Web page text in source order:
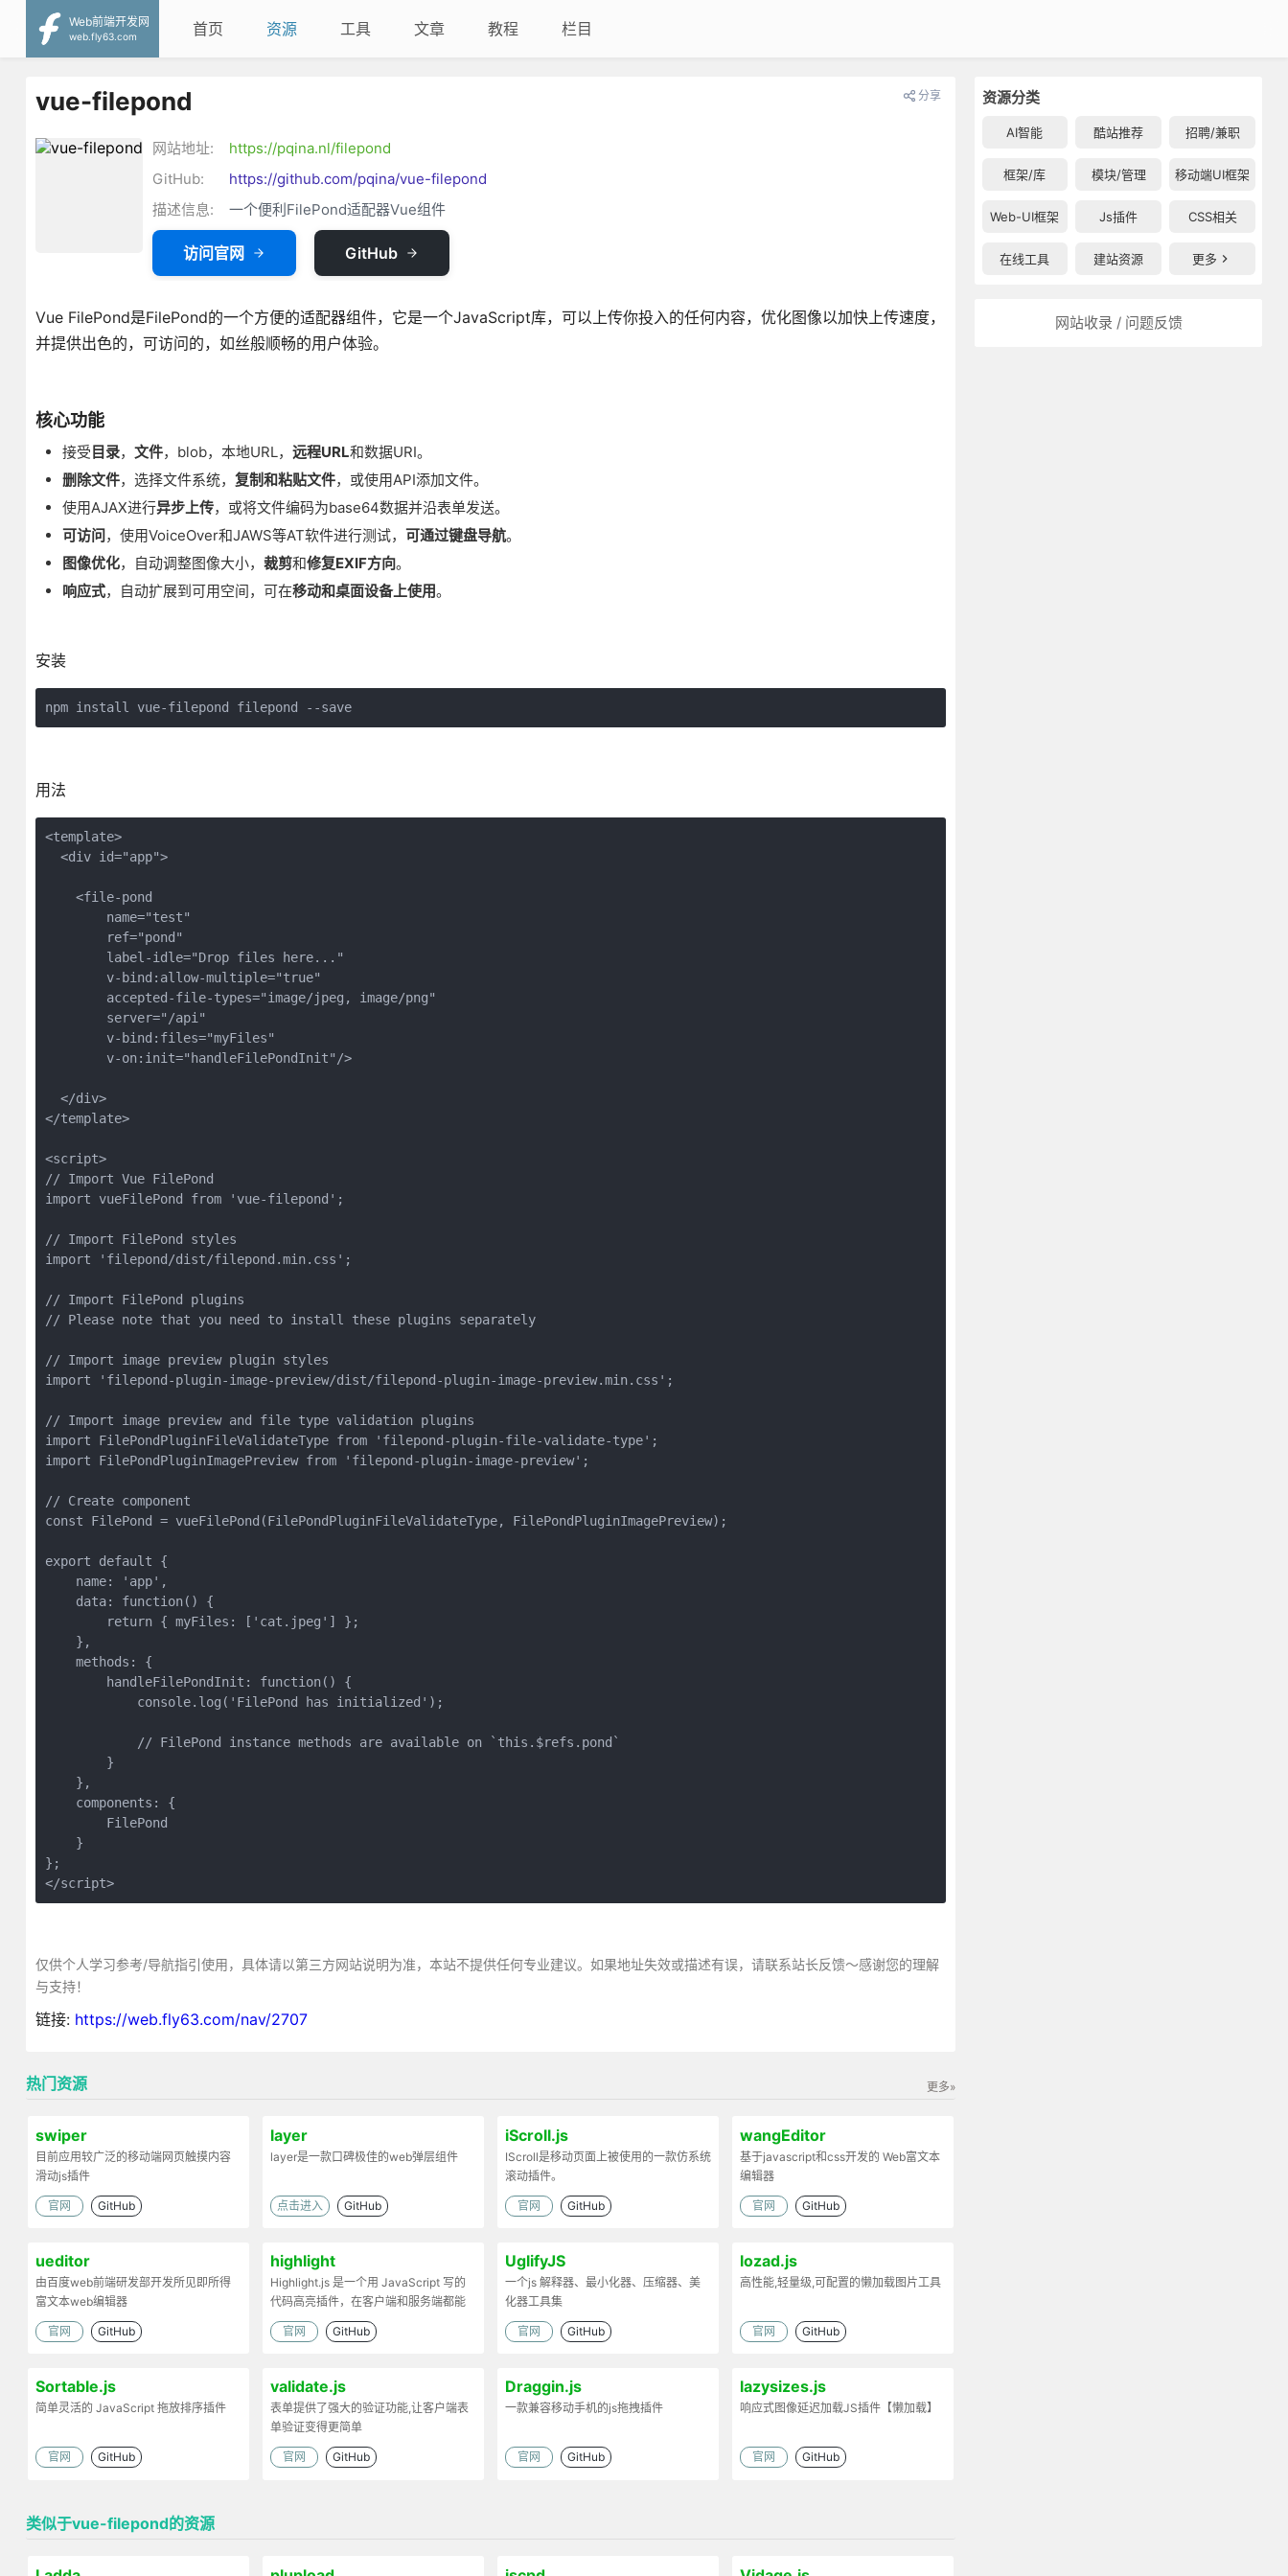
Web前端开发网
web.fly63.com
首页 资源 工具 文章 教程 栏目
资源分类
AI智能 酷站推荐 招聘/兼职
框架/库 模块/管理 移动端UI框架
Web-UI框架 Js插件 CSS相关
在线工具 建站资源 更多
网站收录 / 问题反馈
vue-filepond 分享
网站地址:
https://pqina.nl/filepond
GitHub:
https://github.com/pqina/vue-filepond
描述信息:
一个便利FilePond适配器Vue组件
访问官网 GitHub
Vue FilePond是FilePond的一个方便的适配器组件，它是一个JavaScript库，可以上传你投入的任何内容，优化图像以加快上传速度，
并提供出色的，可访问的，如丝般顺畅的用户体验。
核心功能
接受目录， 文件，blob，本地URL， 远程URL和数据URI。
删除文件，选择文件系统， 复制和粘贴文件，或使用API​​添加文件。
使用AJAX进行异步上传，或将文件编码为base64数据并沿表单发送。
可访问，使用VoiceOver和JAWS等AT软件进行测试， 可通过键盘导航。
图像优化，自动调整图像大小， 裁剪和修复EXIF方向。
响应式，自动扩展到可用空间，可在移动和桌面设备上使用。
安装
npm install vue-filepond filepond --save
用法
<template>
  <div id="app">
    <file-pond
        name="test"
        ref="pond"
        label-idle="Drop files here..."
        v-bind:allow-multiple="true"
        accepted-file-types="image/jpeg, image/png"
        server="/api"
        v-bind:files="myFiles"
        v-on:init="handleFilePondInit"/>
  </div>
</template>
<script>
// Import Vue FilePond
import vueFilePond from 'vue-filepond';
// Import FilePond styles
import 'filepond/dist/filepond.min.css';
// Import FilePond plugins
// Please note that you need to install these plugins separately
// Import image preview plugin styles
import 'filepond-plugin-image-preview/dist/filepond-plugin-image-preview.min.css';
// Import image preview and file type validation plugins
import FilePondPluginFileValidateType from 'filepond-plugin-file-validate-type';
import FilePondPluginImagePreview from 'filepond-plugin-image-preview';
// Create component
const FilePond = vueFilePond(FilePondPluginFileValidateType, FilePondPluginImagePreview);
export default {
    name: 'app',
    data: function() {
        return { myFiles: ['cat.jpeg'] };
    },
    methods: {
        handleFilePondInit: function() {
            console.log('FilePond has initialized');
            // FilePond instance methods are available on `this.$refs.pond`
        }
    },
    components: {
        FilePond
    }
};
</script>
仅供个人学习参考/导航指引使用，具体请以第三方网站说明为准，本站不提供任何专业建议。如果地址失效或描述有误，请联系站长反馈～感谢您的理解
与支持！
链接: https://web.fly63.com/nav/2707
更多»
热门资源
swiper
目前应用较广泛的移动端网页触摸内容
滑动js插件
官网 GitHub
layer
layer是一款口碑极佳的web弹层组件
点击进入 GitHub
iScroll.js
IScroll是移动页面上被使用的一款仿系统
滚动插件。
官网 GitHub
wangEditor
基于javascript和css开发的 Web富文本
编辑器
官网 GitHub
ueditor
由百度web前端研发部开发所见即所得
富文本web编辑器
官网 GitHub
highlight
Highlight.js 是一个用 JavaScript 写的
代码高亮插件，在客户端和服务端都能
工作。
官网 GitHub
UglifyJS
一个js 解释器、最小化器、压缩器、美
化器工具集
官网 GitHub
lozad.js
高性能,轻量级,可配置的懒加载图片工具
官网 GitHub
Sortable.js
简单灵活的 JavaScript 拖放排序插件
官网 GitHub
validate.js
表单提供了强大的验证功能,让客户端表
单验证变得更简单
官网 GitHub
Draggin.js
一款兼容移动手机的js拖拽插件
官网 GitHub
lazysizes.js
响应式图像延迟加载JS插件【懒加载】
官网 GitHub
类似于vue-filepond的资源